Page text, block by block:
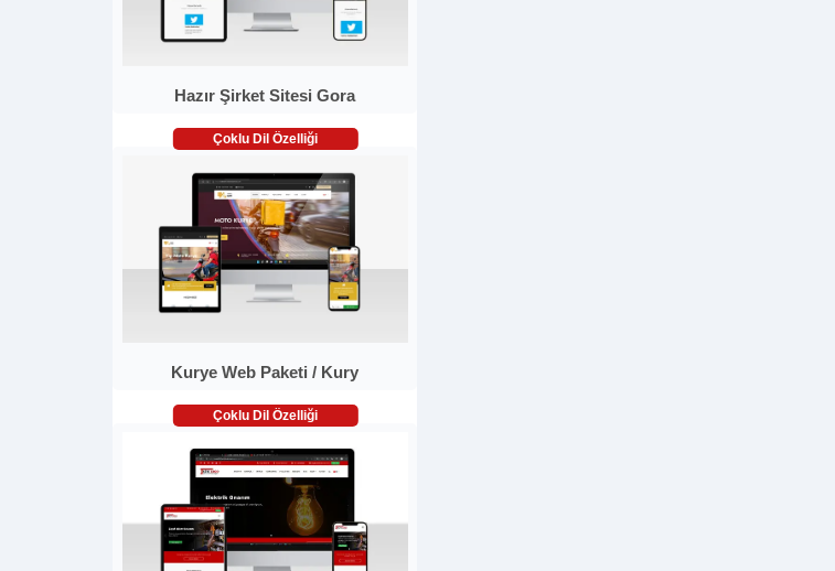
Hazır Şirket Sitesi Gora
Çoklu Dil Özelliği
Kurye Web Paketi / Kury
Çoklu Dil Özelliği